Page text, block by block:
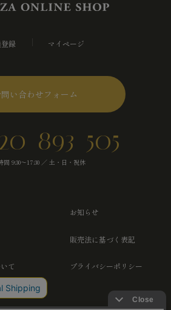
録 マイページ
問い合わせフォーム
893-505
間 9:30～17:30 ／ 土・日・祝休
て
お知らせ
販売法に基づく表記
プライバシーポリシー